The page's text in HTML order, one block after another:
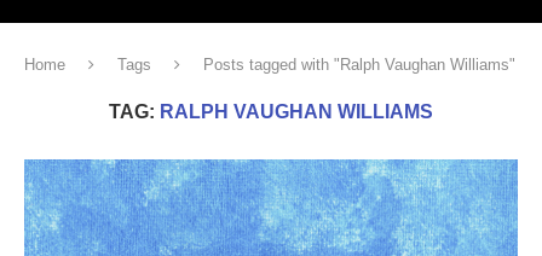
Home Tags Posts tagged with "Ralph Vaughan Williams"
TAG: RALPH VAUGHAN WILLIAMS